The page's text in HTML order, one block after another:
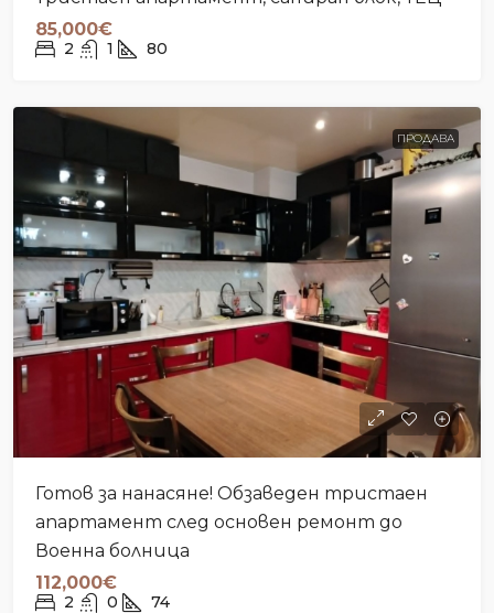
85,000€
2 1 80
ПРОДАВА
Готов за нанасяне! Обзаведен тристаен
апартамент след основен ремонт до
Военна болница
112,000€
2 0 74